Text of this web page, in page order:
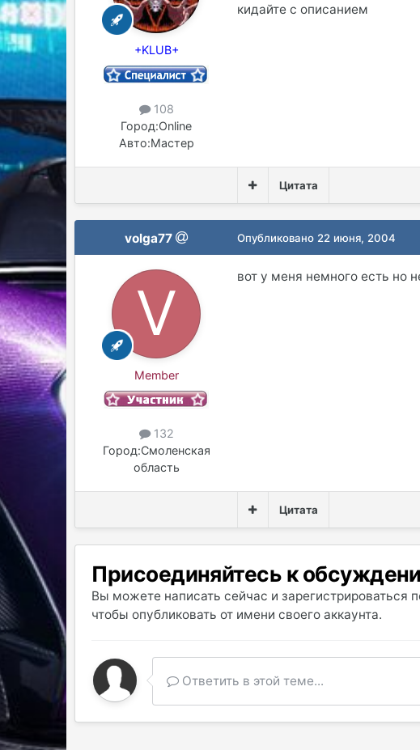
+KLUB+
108
Город:Online
Авто:Мастер
кидайте с описанием
Цитата
volga77
Member
132
Город:Смоленская
область
Опубликовано 22 июня, 2004
вот у меня немного есть но
Цитата
Присоединяйтесь к
Вы можете написать сейчас и зарегистрироваться
чтобы опубликовать от имени своего аккаунта.
Ответить в этой теме...